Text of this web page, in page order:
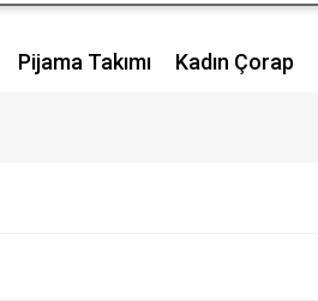
Pijama Takımı Kadın Çorap